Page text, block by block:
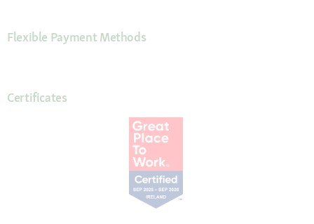
Flexible Payment Methods
Certificates